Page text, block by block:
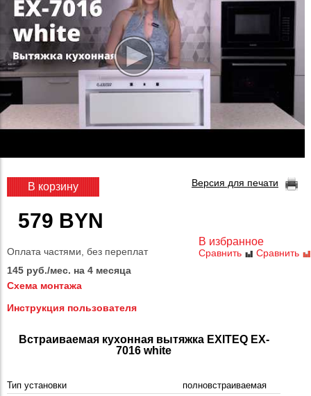
В избранное
Сравнить Сравнить
В корзину
579 BYN
Версия для печати
Оплата частями, без переплат
145 руб./мес. на 4 месяца
Схема монтажа
Инструкция пользователя
Встраиваемая кухонная вытяжка EXITEQ EX-
7016 white
Тип установки
полновстраиваемая